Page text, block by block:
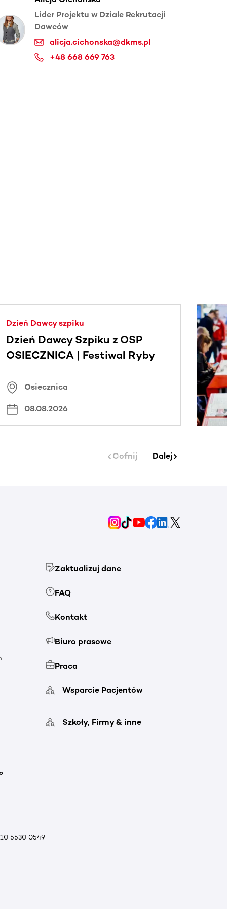
Lider Projektu w Dziale Rekrutacji
Dawców
alicja.cichonska@dkms.pl
+48 668 669 763
Dzień Dawcy szpiku
Dzień Dawcy Szpiku z OSP
OSIECZNICA | Festiwal Ryby
Osiecznica
08.08.2026
Cofnij Dalej
Zaktualizuj dane
FAQ
Kontakt
Biuro prasowe
Praca
Wsparcie Pacjentów
Szkoły, Firmy & inne
5530 0549